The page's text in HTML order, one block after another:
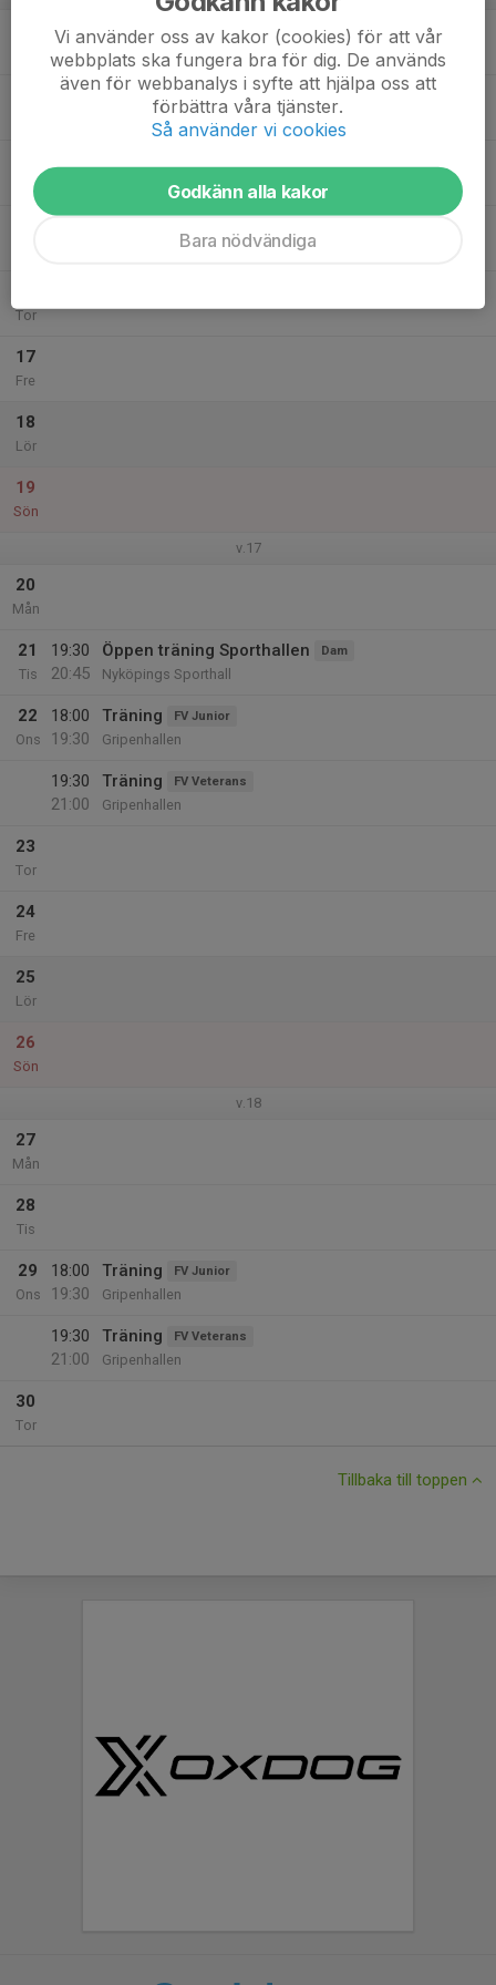
19:30
Öppen träning Sporthallen Dam
Nyköpings Sporthall
Ons Gripenhallen
Gripenhallen
Tor
17
Fre
18
Lör
19
Sön
v.17
20
Mån
21
Tis
19:30
20:45
Öppen träning Sporthallen Dam
Nyköpings Sporthall
22
Ons
18:00
19:30
Träning FV Junior
Gripenhallen
19:30
21:00
Träning FV Veterans
Gripenhallen
23
Tor
24
Fre
25
Lör
26
Sön
v.18
27
Mån
28
Tis
29
Ons
18:00
19:30
Träning FV Junior
Gripenhallen
19:30
21:00
Träning FV Veterans
Gripenhallen
30
Tor
Tillbaka till toppen
Vi använder oss av kakor (cookies) för att vår
webbplats ska fungera bra för dig. De används
även för webbanalys i syfte att hjälpa oss att
förbättra våra tjänster.
Så använder vi cookies
Godkänn alla kakor
Bara nödvändiga